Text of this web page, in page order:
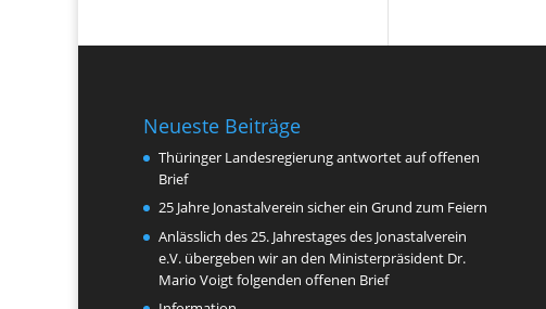
Neueste Beiträge
Thüringer Landesregierung antwortet auf offenen
Brief
25 Jahre Jonastalverein sicher ein Grund zum Feiern
Anlässlich des 25. Jahrestages des Jonastalverein
e.V. übergeben wir an den Ministerpräsident Dr.
Mario Voigt folgenden offenen Brief